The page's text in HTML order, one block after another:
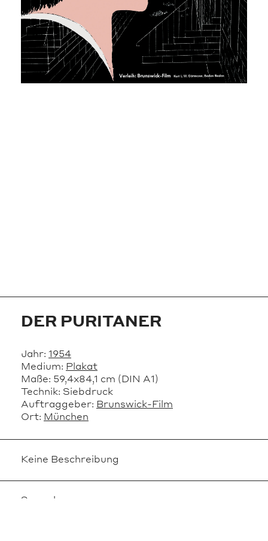
DER PURITANER
Jahr: 1954
Medium: Plakat
Maße: 59,4x84,1 cm (DIN A1)
Technik: Siebdruck
Auftraggeber: Brunswick-Film
Ort: München
Keine Beschreibung
Sammlung